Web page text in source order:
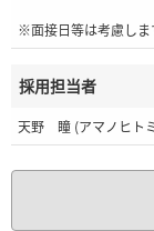
※面接日等は考慮しま
採用担当者
天野 瞳 (アマノヒト